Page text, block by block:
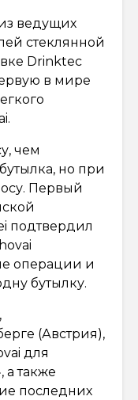
ведущих
стеклянной
Drinktec
в мире
чем
но при
Первый
подтвердил
операции и
бутылку.
(Австрия),
для
а также
последних